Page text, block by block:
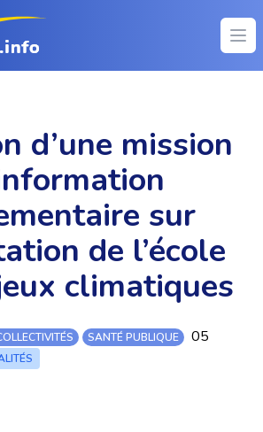
d’une mission
sur
de l’école
climatiques
SANTÉ PUBLIQUE
05